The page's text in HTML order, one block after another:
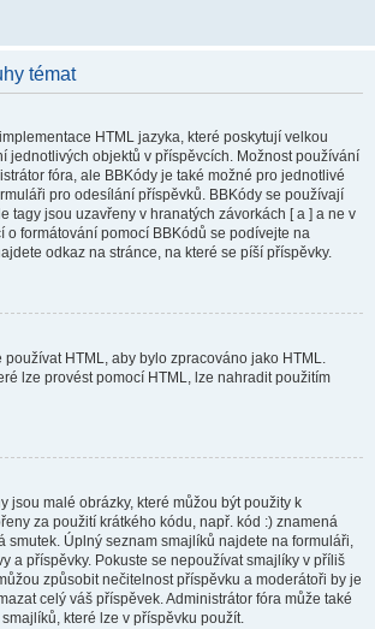
témat
HTML jazyka, které poskytují velkou
jednotlivých objektů v příspěvcích. Možnost používání
fóra, ale BBKódy je také možné pro jednotlivé
pro odesílání příspěvků. BBKódy se používají
tagy jsou uzavřeny v hranatých závorkách [ a ] a ne v
o formátování pomocí BBKódů se podívejte na
odkaz na stránce, na které se píší příspěvky.
používat HTML, aby bylo zpracováno jako HTML.
lze provést pomocí HTML, lze nahradit použitím
jsou malé obrázky, které můžou být použity k
za použití krátkého kódu, např. kód :) znamená
smutek. Úplný seznam smajlíků najdete na formuláři,
a příspěvky. Pokuste se nepoužívat smajlíky v příliš
způsobit nečitelnost příspěvku a moderátoři by je
celý váš příspěvek. Administrátor fóra může také
které lze v příspěvku použít.